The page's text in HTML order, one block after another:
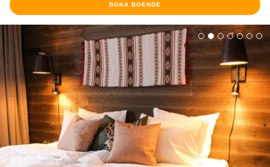
BOKA BOENDE